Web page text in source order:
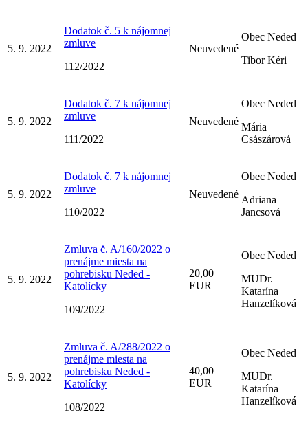
5. 9. 2022
Dodatok č. 5 k nájomnej
zmluve
112/2022
Neuvedené
Obec Neded
Tibor Kéri
5. 9. 2022
Dodatok č. 7 k nájomnej
zmluve
111/2022
Neuvedené
Obec Neded
Mária
Császárová
5. 9. 2022
Dodatok č. 7 k nájomnej
zmluve
110/2022
Neuvedené
Obec Neded
Adriana
Jancsová
5. 9. 2022
Zmluva č. A/160/2022 o
prenájme miesta na
pohrebisku Neded -
Katolícky
109/2022
20,00
EUR
Obec Neded
MUDr.
Katarína
Hanzelíková
5. 9. 2022
Zmluva č. A/288/2022 o
prenájme miesta na
pohrebisku Neded -
Katolícky
108/2022
40,00
EUR
Obec Neded
MUDr.
Katarína
Hanzelíková